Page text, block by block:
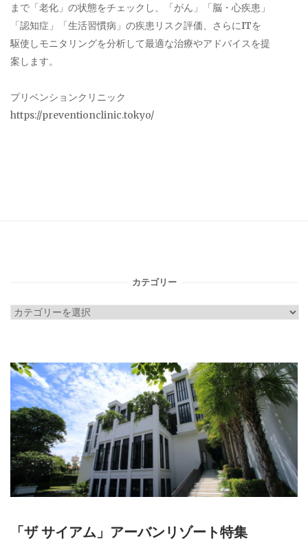
まで「老化」の状態をチェックし、「がん」「脳・心疾患」
「認知症」「生活習慣病」の疾患リスク評価、さらにITを
駆使しモニタリングを分析して最適な治療やアドバイスを提
案します。
プリベンションクリニック
https://preventionclinic.tokyo/
カテゴリー
カ
リ
ー
「ザ サイアム」アーバンリゾート特集